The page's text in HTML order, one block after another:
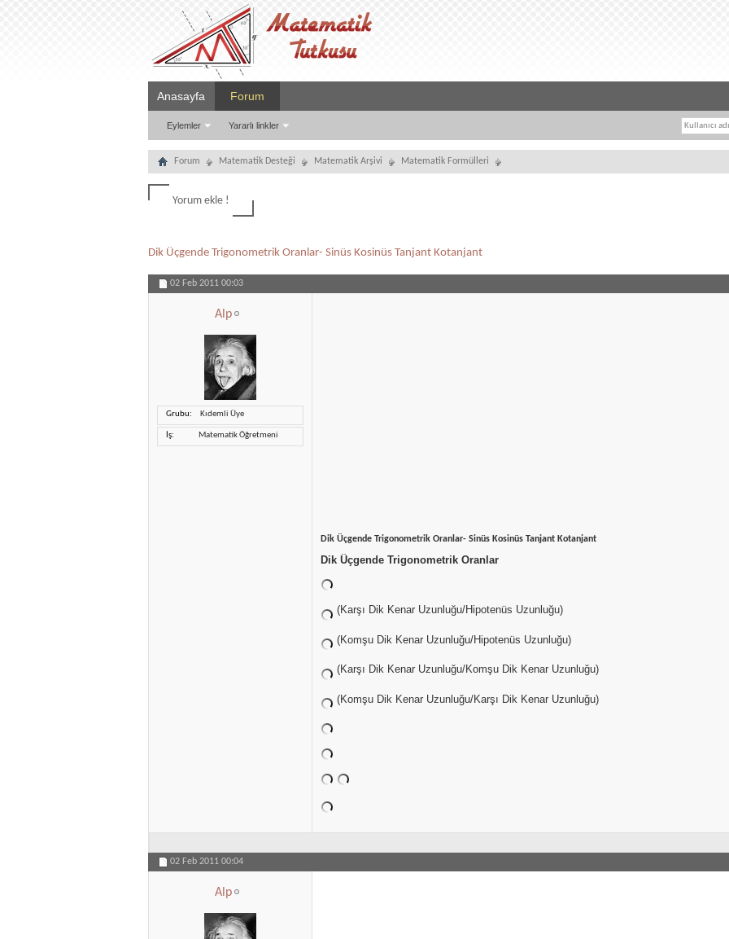
Anasayfa Forum
Eylemler Yararlı linkler
Forum Matematik Desteği Matematik Arşivi Matematik Formülleri
Yorum ekle !
Dik Üçgende Trigonometrik Oranlar- Sinüs Kosinüs Tanjant Kotanjant
02 Feb 2011 00:03
Alp
Grubu Kıdemli Üye
İş Matematik Öğretmeni
Dik Üçgende Trigonometrik Oranlar- Sinüs Kosinüs Tanjant Kotanjant
Dik Üçgende Trigonometrik Oranlar
(Karşı Dik Kenar Uzunluğu/Hipotenüs Uzunluğu)
(Komşu Dik Kenar Uzunluğu/Hipotenüs Uzunluğu)
(Karşı Dik Kenar Uzunluğu/Komşu Dik Kenar Uzunluğu)
(Komşu Dik Kenar Uzunluğu/Karşı Dik Kenar Uzunluğu)
02 Feb 2011 00:04
Alp